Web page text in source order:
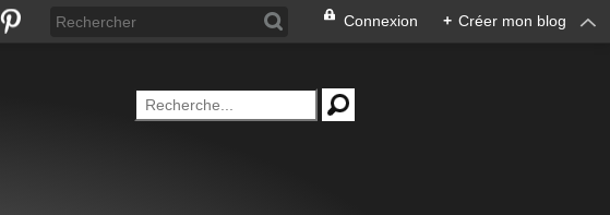
Connexion + Créer mon blog